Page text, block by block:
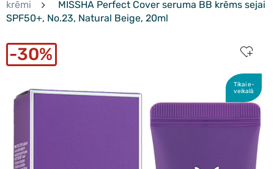
krēmi
MISSHA Perfect Cover seruma BB krēms sejai
SPF50+, No.23, Natural Beige, 20ml
30%
Tikai e-
veikalā